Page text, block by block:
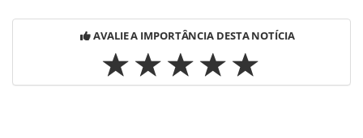
AVALIE A IMPORTÂNCIA DESTA NOTÍCIA